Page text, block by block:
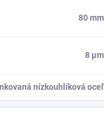
80 mm
8 μm
nízkouhlíková oceľ